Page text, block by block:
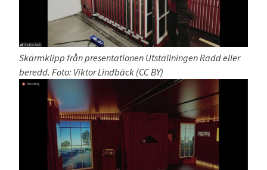
Skärmklipp från presentationen Utställningen Rädd eller
beredd. Foto: Viktor Lindbäck (CC BY)